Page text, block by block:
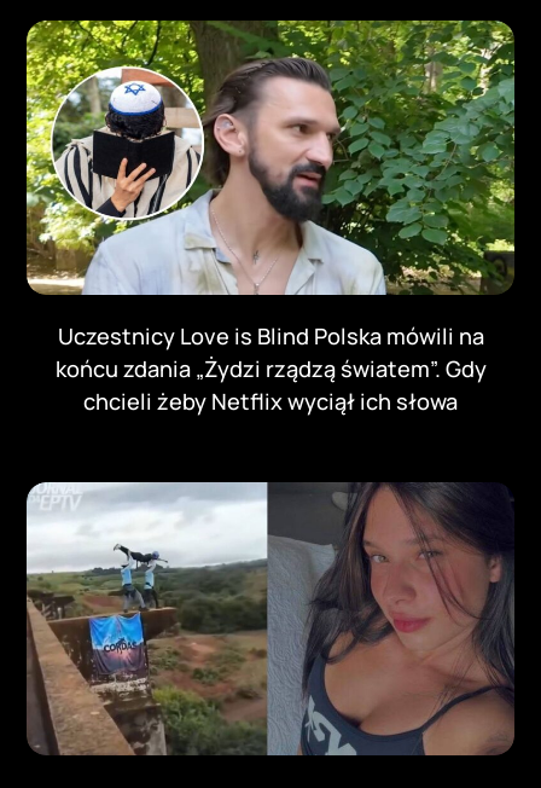
Uczestnicy Love is Blind Polska mówili na
końcu zdania „Żydzi rządzą światem”. Gdy
chcieli żeby Netflix wyciął ich słowa